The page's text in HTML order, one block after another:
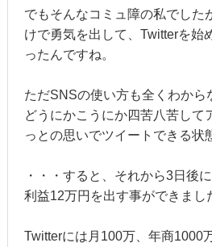
でもそんなコミュ障の私でした
けで勇気を出して、Twitterを始
ったんですね。
ただSNSの使い方も全くわから
どうにかこうにか四苦八苦して
っとの思いでツイートできる状
・・・すると、それから3日後
利益12万円を出す事ができまし
Twitterには月 100万、年商1000